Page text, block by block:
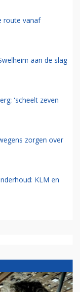
route vanaf
aan de slag
'scheelt zeven
zorgen over
KLM en